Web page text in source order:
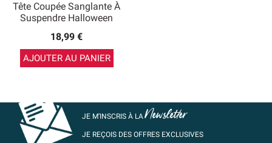
Tête Coupée Sanglante À
Suspendre Halloween
18,99 €
AJOUTER AU PANIER
JE M’INSCRIS À LANewsletter
JE REÇOIS DES OFFRES EXCLUSIVES